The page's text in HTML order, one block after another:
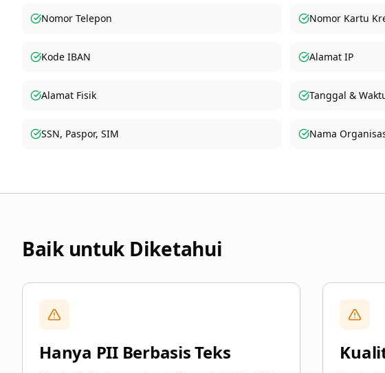
Nomor Telepon Nomor Kartu
Kode IBAN Alamat IP
Alamat Fisik Tanggal &
SSN, Paspor, SIM Nama
Baik untuk Diketahui
Hanya PII Berbasis Teks